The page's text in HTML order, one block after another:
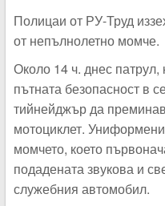
Полицаи от РУ-Труд
от непълнолетно момче.
Около 14 ч. днес
пътната безопасност в
тийнейджър да
мотоциклет.
момчето, което
подадената звукова и
служебния автомобил.